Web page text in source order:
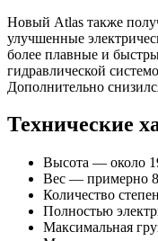
Новый Atlas также
улучшенные
более плавные и
гидравлической
Дополнительно
Технические
Высота — около
Вес — примерно
Количество
Полностью
Максимальная